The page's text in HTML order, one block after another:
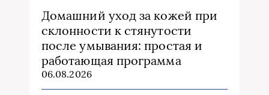
Домашний уход за кожей при
склонности к стянутости
после умывания: простая и
работающая программа
06.08.2026